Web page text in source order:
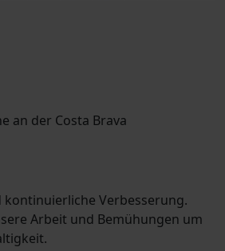
an der Costa Brava
Verbesserung.
Arbeit und Bemühungen um